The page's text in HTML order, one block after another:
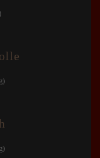
)
)
)